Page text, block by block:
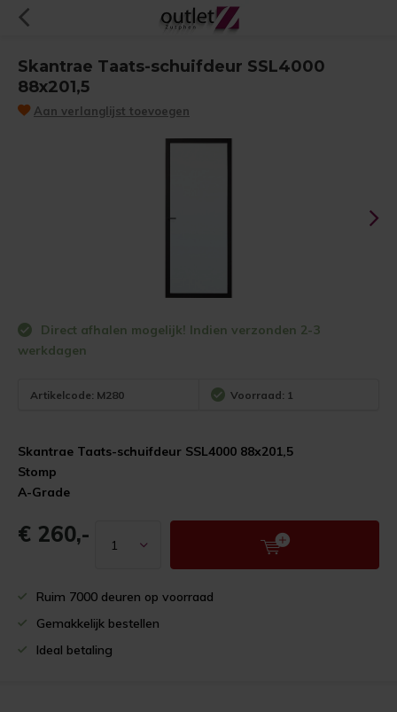
Skantrae Taats-schuifdeur SSL4000
88x201,5
Aan verlanglijst toevoegen
Direct afhalen mogelijk! Indien verzonden 2-3
werkdagen
Artikelcode: M280 Voorraad: 1
Skantrae Taats-schuifdeur SSL4000 88x201,5
Stomp
A-Grade
€ 260,-
Ruim 7000 deuren op voorraad
Gemakkelijk bestellen
Ideal betaling